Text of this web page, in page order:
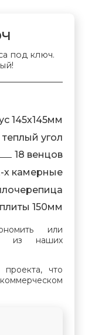
под ключ.
145х145мм
теплый угол
18 венцов
х камерные
плиты 150мм
или
из наших
что